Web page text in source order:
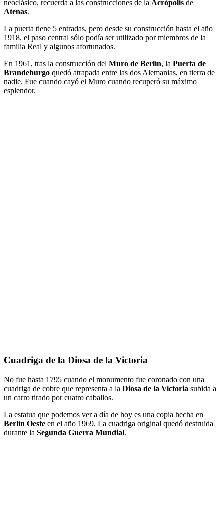
neoclásico, recuerda a las construcciones de la Acrópolis de
Atenas.
La puerta tiene 5 entradas, pero desde su construcción hasta el año
1918, el paso central sólo podía ser utilizado por miembros de la
familia Real y algunos afortunados.
En 1961, tras la construcción del Muro de Berlín, la Puerta de
Brandeburgo quedó atrapada entre las dos Alemanias, en tierra de
nadie. Fue cuando cayó el Muro cuando recuperó su máximo
esplendor.
Cuadriga de la Diosa de la Victoria
No fue hasta 1795 cuando el monumento fue coronado con una
cuadriga de cobre que representa a la Diosa de la Victoria subida a
un carro tirado por cuatro caballos.
La estatua que podemos ver a día de hoy es una copia hecha en
Berlín Oeste en el año 1969. La cuadriga original quedó destruida
durante la Segunda Guerra Mundial.